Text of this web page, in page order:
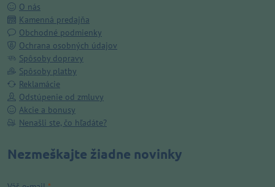
O nás
Kamenná predajňa
Obchodné podmienky
Ochrana osobných údajov
Spôsoby dopravy
Spôsoby platby
Reklamácie
Odstúpenie od zmluvy
Akcie a bonusy
Nenašli ste, čo hľadáte?
Nezmeškajte žiadne novinky